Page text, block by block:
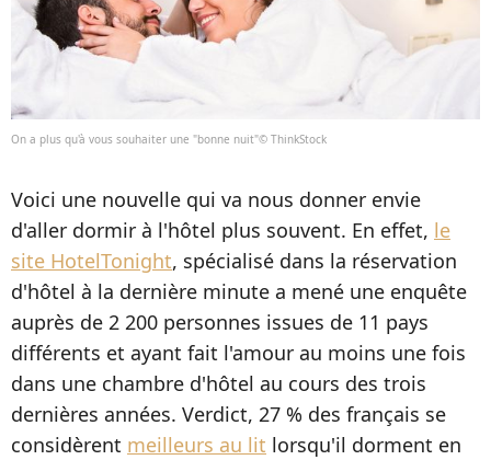
On a plus qu'à vous souhaiter une "bonne nuit"© ThinkStock
Voici une nouvelle qui va nous donner envie
d'aller dormir à l'hôtel plus souvent. En effet, le
site HotelTonight, spécialisé dans la réservation
d'hôtel à la dernière minute a mené une enquête
auprès de 2 200 personnes issues de 11 pays
différents et ayant fait l'amour au moins une fois
dans une chambre d'hôtel au cours des trois
dernières années. Verdict, 27 % des français se
considèrent meilleurs au lit lorsqu'il dorment en